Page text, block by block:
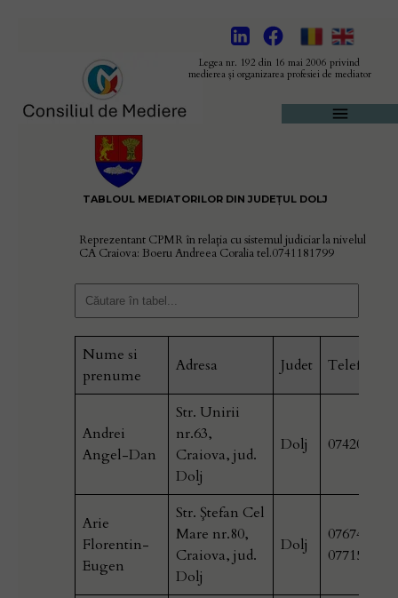
Legea nr. 192 din 16 mai 2006 privind
medierea și organizarea profesiei de mediator
TABLOUL MEDIATORILOR DIN JUDEȚUL DOLJ
Reprezentant CPMR în relaţia cu sistemul judiciar la nivelul
CA Craiova: Boeru Andreea Coralia tel.0741181799
Nume si
prenume
Adresa Judet Telefon
Andrei
Angel-Dan
Str. Unirii
nr.63,
Craiova, jud.
Dolj
Dolj 0742052306
Arie
Florentin-
Eugen
Str. Ştefan Cel
Mare nr.80,
Craiova, jud.
Dolj
Dolj
0771557251